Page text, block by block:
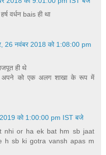
वर्धन bais ही था
26 नवंबर 2018 को 1:08:00 pm
ही थे
अपने को एक अलग शाखा के रूप में
2019 को 1:00:00 pm IST बजे
nhi or ha ek bat hm sb jaat
h sb ki gotra vansh apas m